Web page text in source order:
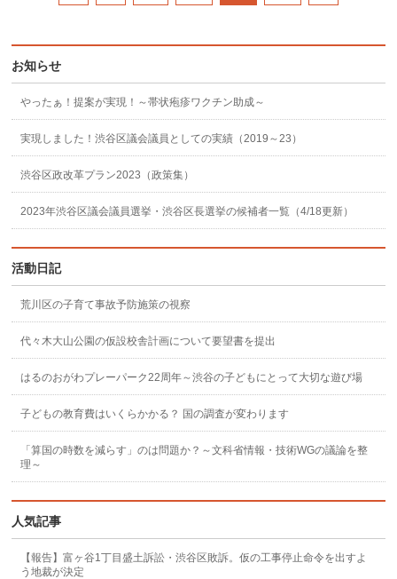
お知らせ
やったぁ！提案が実現！～帯状疱疹ワクチン助成～
実現しました！渋谷区議会議員としての実績（2019～23）
渋谷区政改革プラン2023（政策集）
2023年渋谷区議会議員選挙・渋谷区長選挙の候補者一覧（4/18更新）
活動日記
荒川区の子育て事故予防施策の視察
代々木大山公園の仮設校舎計画について要望書を提出
はるのおがわプレーパーク22周年～渋谷の子どもにとって大切な遊び場
子どもの教育費はいくらかかる？ 国の調査が変わります
「算国の時数を減らす」のは問題か？～文科省情報・技術WGの議論を整
理～
人気記事
【報告】富ヶ谷1丁目盛土訴訟・渋谷区敗訴。仮の工事停止命令を出すよ
う地裁が決定